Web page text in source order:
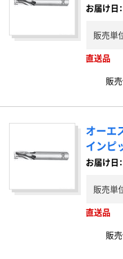
お届け日
販売単
直送品
販
オーエ
インピ
お届け日
販売単
直送品
販